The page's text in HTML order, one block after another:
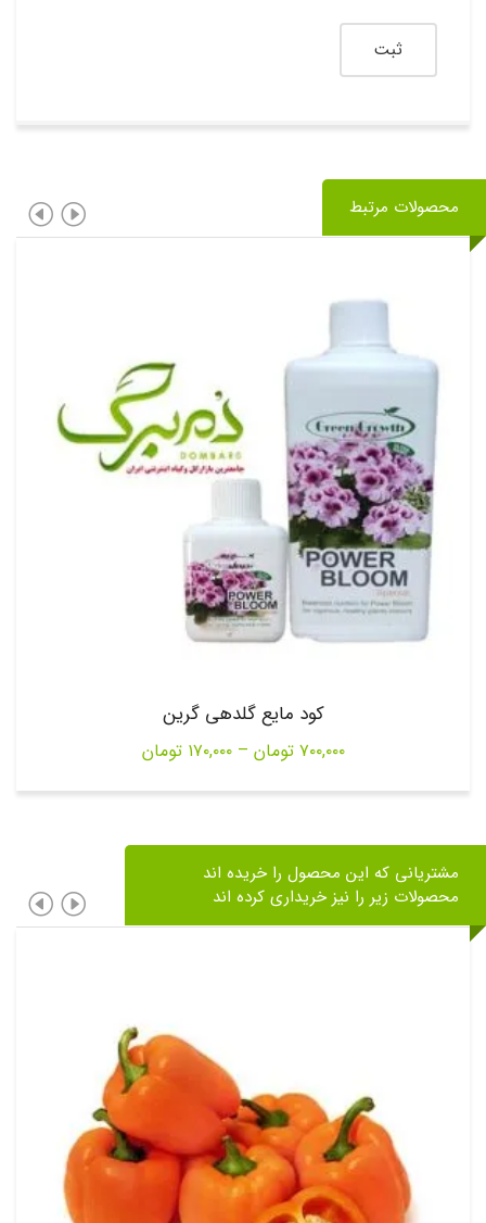
محصولات مرتبط
کود مایع گلدهی گرین
۷۰۰,۰۰۰ تومان – ۱۷۰,۰۰۰ تومانPrice
through
مشتریانی که این محصول را خریده اند
محصولات زیر را نیز خریداری کرده اند